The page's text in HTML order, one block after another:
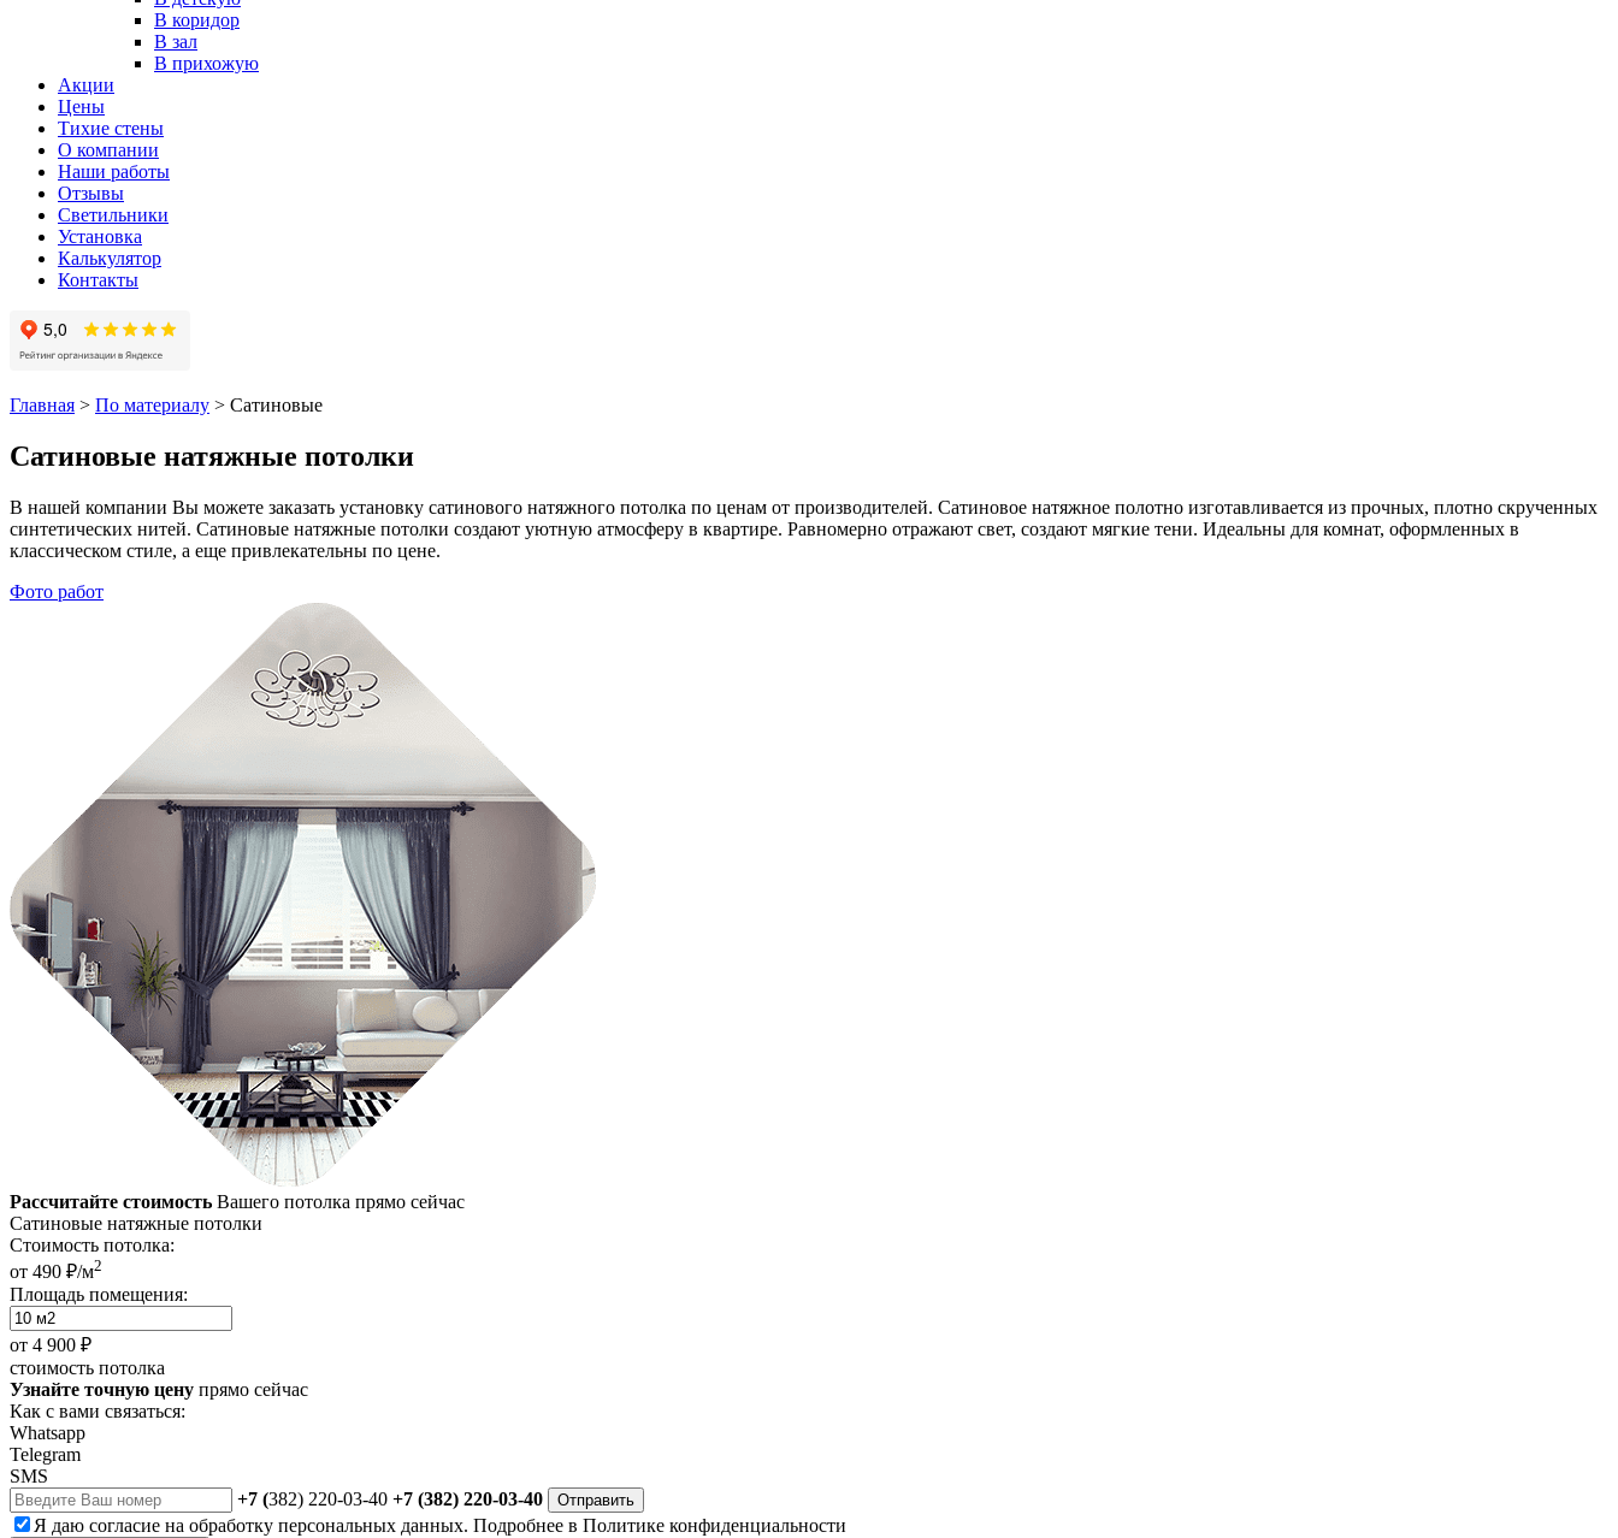
В коридор
В зал
В прихожую
Акции
Цены
Тихие стены
О компании
Наши работы
Отзывы
Светильники
Установка
Калькулятор
Контакты
Главная > По материалу > Сатиновые
Сатиновые натяжные потолки
В нашей компании Вы можете заказать установку сатинового натяжного потолка по ценам от производителей. Сатиновое натяжное полотно изготавливается из прочных, плотно скрученных
синтетических нитей. Сатиновые натяжные потолки создают уютную атмосферу в квартире. Равномерно отражают свет, создают мягкие тени. Идеальны для комнат, оформленных в
классическом стиле, а еще привлекательны по цене.
Фото работ
Рассчитайте стоимость Вашего потолка прямо сейчас
Сатиновые натяжные потолки
Стоимость потолка:
от 490 ₽/м2
Площадь помещения:
от 4 900 ₽
стоимость потолка
Узнайте точную цену прямо сейчас
Как с вами связаться:
Whatsapp
Telegram
SMS
+7 (382) 220-03-40 +7 (382) 220-03-40 Отправить
Я даю согласие на обработку персональных данных. Подробнее в Политике конфиденциальности